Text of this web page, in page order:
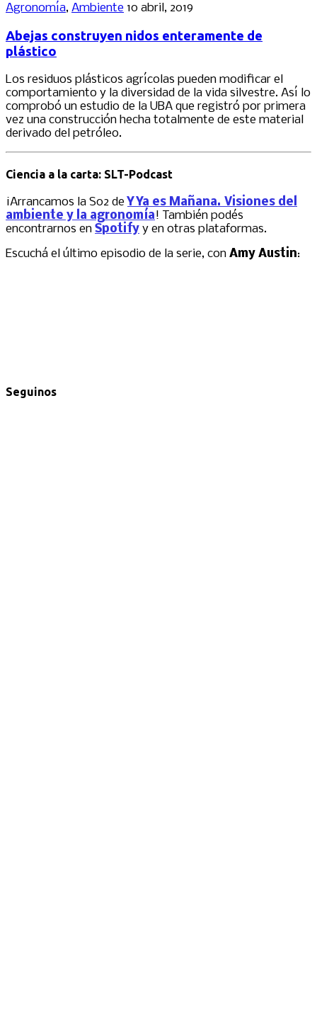
Agronomía, Ambiente 10 abril, 2019
Abejas construyen nidos enteramente de
plástico
Los residuos plásticos agrícolas pueden modificar el
comportamiento y la diversidad de la vida silvestre. Así lo
comprobó un estudio de la UBA que registró por primera
vez una construcción hecha totalmente de este material
derivado del petróleo.
Ciencia a la carta: SLT-Podcast
¡Arrancamos la S02 de Y Ya es Mañana. Visiones del
ambiente y la agronomía! También podés
encontrarnos en Spotify y en otras plataformas.
Escuchá el último episodio de la serie, con Amy Austin:
Seguinos